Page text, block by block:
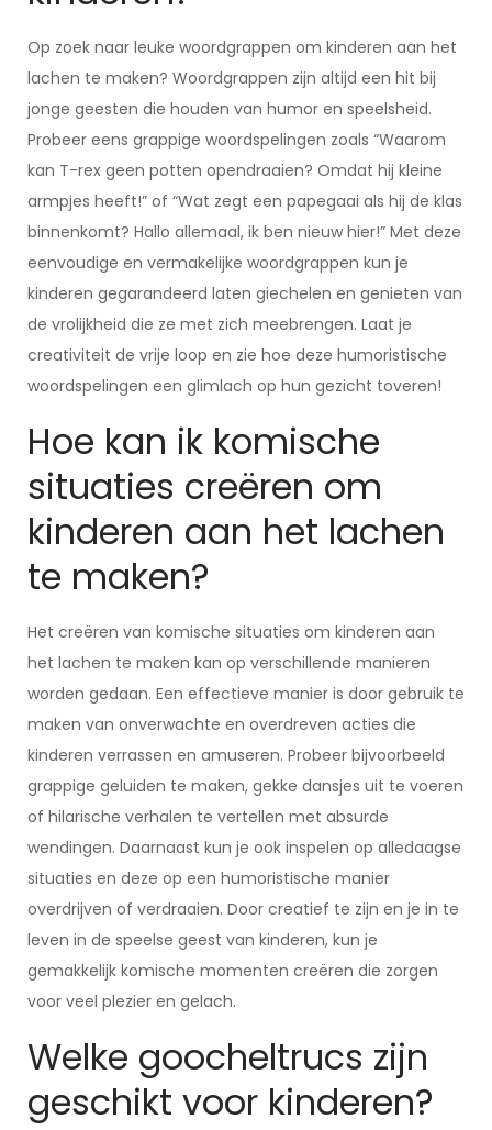
Op zoek naar leuke woordgrappen om kinderen aan het
lachen te maken? Woordgrappen zijn altijd een hit bij
jonge geesten die houden van humor en speelsheid.
Probeer eens grappige woordspelingen zoals “Waarom
kan T-rex geen potten opendraaien? Omdat hij kleine
armpjes heeft!” of “Wat zegt een papegaai als hij de klas
binnenkomt? Hallo allemaal, ik ben nieuw hier!” Met deze
eenvoudige en vermakelijke woordgrappen kun je
kinderen gegarandeerd laten giechelen en genieten van
de vrolijkheid die ze met zich meebrengen. Laat je
creativiteit de vrije loop en zie hoe deze humoristische
woordspelingen een glimlach op hun gezicht toveren!
Hoe kan ik komische
situaties creëren om
kinderen aan het lachen
te maken?
Het creëren van komische situaties om kinderen aan
het lachen te maken kan op verschillende manieren
worden gedaan. Een effectieve manier is door gebruik te
maken van onverwachte en overdreven acties die
kinderen verrassen en amuseren. Probeer bijvoorbeeld
grappige geluiden te maken, gekke dansjes uit te voeren
of hilarische verhalen te vertellen met absurde
wendingen. Daarnaast kun je ook inspelen op alledaagse
situaties en deze op een humoristische manier
overdrijven of verdraaien. Door creatief te zijn en je in te
leven in de speelse geest van kinderen, kun je
gemakkelijk komische momenten creëren die zorgen
voor veel plezier en gelach.
Welke goocheltrucs zijn
geschikt voor kinderen?